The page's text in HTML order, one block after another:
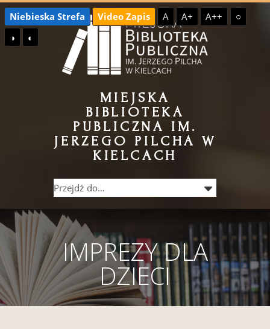
Przejdź
do
treści
Przejdź
do
menu
Niebieska Strefa Video Zapis A A+ A++
○
◑
◐
MIEJSKA
BIBLIOTEKA
PUBLICZNA IM.
JERZEGO PILCHA W
KIELCACH
IMPREZY DLA
DZIECI